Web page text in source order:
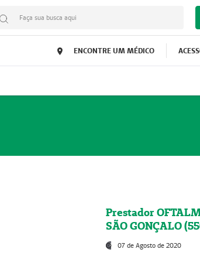
Faça sua busca aqui
ENCONTRE UM MÉDICO
Prestador
SÃO GONÇALO
07 de Agosto de 2020